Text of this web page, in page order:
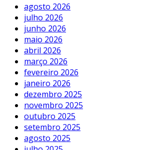
agosto 2026
julho 2026
junho 2026
maio 2026
abril 2026
março 2026
fevereiro 2026
janeiro 2026
dezembro 2025
novembro 2025
outubro 2025
setembro 2025
agosto 2025